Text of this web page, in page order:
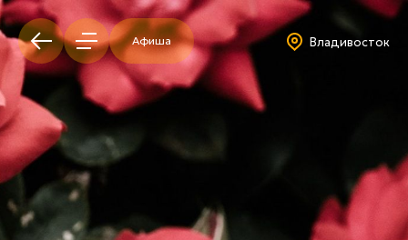
Афиша Владивосток